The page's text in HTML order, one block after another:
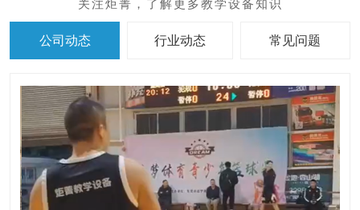
公司动态 行业动态 常见问题